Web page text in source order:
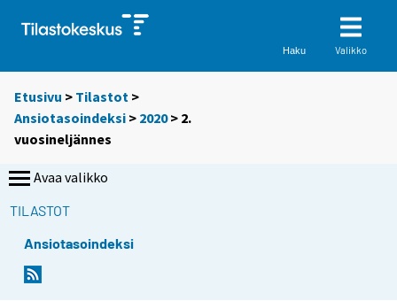
Haku Valikko
Etusivu > Tilastot >
Ansiotasoindeksi > 2020> 2.
vuosineljännes
Avaa valikko
TILASTOT
Ansiotasoindeksi